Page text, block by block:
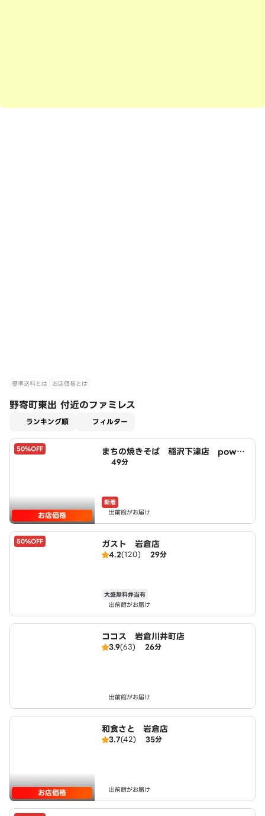
標準送料とは お店価格とは
野寄町東出 付近のファミレス
ランキング順 フィルター
50%OFF
お店価格
まちの焼きそば 稲沢下津店 power
ed by LAWSON
49分
新着
出前館がお届け
50%OFF ガスト 岩倉店
4.2(120) 29分
大盛無料弁当有
出前館がお届け
ココス 岩倉川井町店
3.9(63) 26分
出前館がお届け
お店価格
和食さと 岩倉店
3.7(42) 35分
出前館がお届け